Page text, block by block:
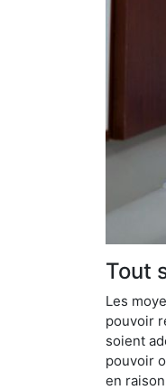
Tout
Les
pouvoir
soient
pouvoir
en